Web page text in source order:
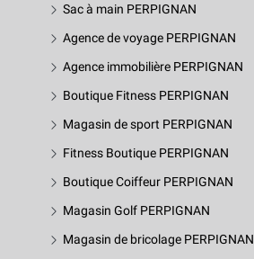
Sac à main PERPIGNAN
Agence de voyage PERPIGNAN
Agence immobilière PERPIGNAN
Boutique Fitness PERPIGNAN
Magasin de sport PERPIGNAN
Fitness Boutique PERPIGNAN
Boutique Coiffeur PERPIGNAN
Magasin Golf PERPIGNAN
Magasin de bricolage PERPIGNAN